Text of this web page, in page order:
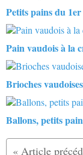
Petits pains du
Pain vaudois à la
Brioches
Ballons, petits